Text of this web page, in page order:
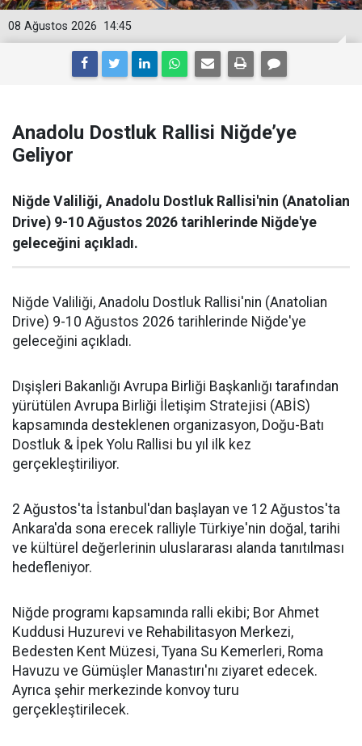
14:45
08 Ağustos 2026
Anadolu Dostluk Rallisi Niğde’ye
Geliyor
Niğde Valiliği, Anadolu Dostluk Rallisi'nin (Anatolian
Drive) 9-10 Ağustos 2026 tarihlerinde Niğde'ye
geleceğini açıkladı.
Niğde Valiliği, Anadolu Dostluk Rallisi'nin (Anatolian
Drive) 9-10 Ağustos 2026 tarihlerinde Niğde'ye
geleceğini açıkladı.
Dışişleri Bakanlığı Avrupa Birliği Başkanlığı tarafından
yürütülen Avrupa Birliği İletişim Stratejisi (ABİS)
kapsamında desteklenen organizasyon, Doğu-Batı
Dostluk & İpek Yolu Rallisi bu yıl ilk kez
gerçekleştiriliyor.
2 Ağustos'ta İstanbul'dan başlayan ve 12 Ağustos'ta
Ankara'da sona erecek ralliyle Türkiye'nin doğal, tarihi
ve kültürel değerlerinin uluslararası alanda tanıtılması
hedefleniyor.
Niğde programı kapsamında ralli ekibi; Bor Ahmet
Kuddusi Huzurevi ve Rehabilitasyon Merkezi,
Bedesten Kent Müzesi, Tyana Su Kemerleri, Roma
Havuzu ve Gümüşler Manastırı'nı ziyaret edecek.
Ayrıca şehir merkezinde konvoy turu
gerçekleştirilecek.